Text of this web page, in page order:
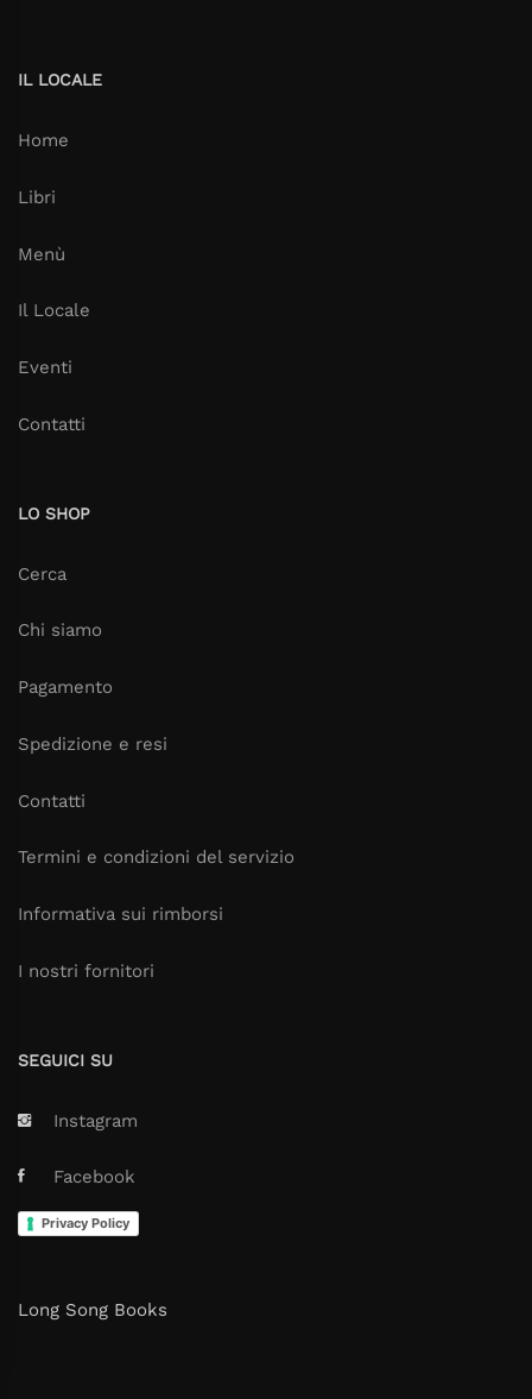
IL LOCALE
Home
Libri
Menù
Il Locale
Eventi
Contatti
LO SHOP
Cerca
Chi siamo
Pagamento
Spedizione e resi
Contatti
Termini e condizioni del servizio
Informativa sui rimborsi
I nostri fornitori
SEGUICI SU
Instagram
Facebook
Privacy Policy
Long Song Books